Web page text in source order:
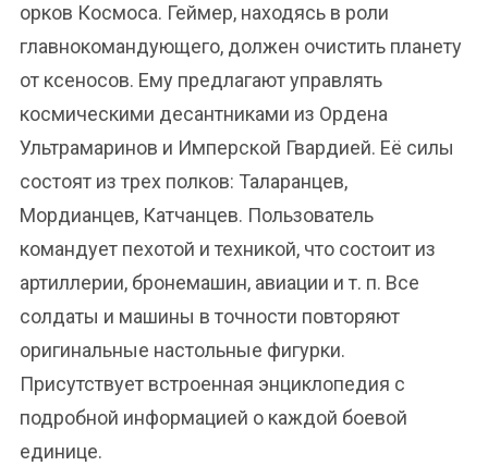
орков Космоса. Геймер, находясь в роли
главнокомандующего, должен очистить планету
от ксеносов. Ему предлагают управлять
космическими десантниками из Ордена
Ультрамаринов и Имперской Гвардией. Её силы
состоят из трех полков: Таларанцев,
Мордианцев, Катчанцев. Пользователь
командует пехотой и техникой, что состоит из
артиллерии, бронемашин, авиации и т. п. Все
солдаты и машины в точности повторяют
оригинальные настольные фигурки.
Присутствует встроенная энциклопедия с
подробной информацией о каждой боевой
единице.